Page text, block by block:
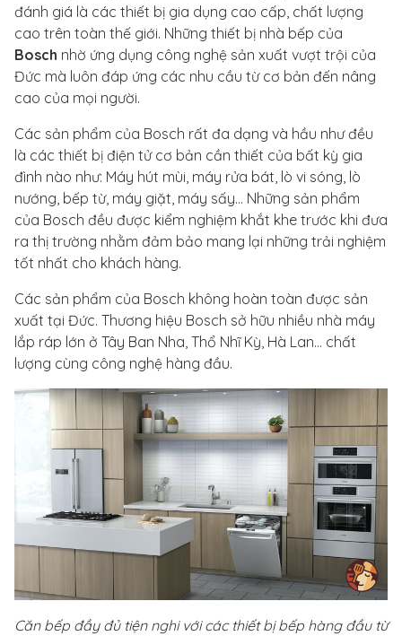
đánh giá là các thiết bị gia dụng cao cấp, chất lượng
cao trên toàn thế giới. Những thiết bị nhà bếp của
Bosch nhờ ứng dụng công nghệ sản xuất vượt trội của
Đức mà luôn đáp ứng các nhu cầu từ cơ bản đến nâng
cao của mọi người.
Các sản phẩm của Bosch rất đa dạng và hầu như đều
là các thiết bị điện tử cơ bản cần thiết của bất kỳ gia
đình nào như: Máy hút mùi, máy rửa bát, lò vi sóng, lò
nướng, bếp từ, máy giặt, máy sấy… Những sản phẩm
của Bosch đều được kiểm nghiệm khắt khe trước khi đưa
ra thị trường nhằm đảm bảo mang lại những trải nghiệm
tốt nhất cho khách hàng.
Các sản phẩm của Bosch không hoàn toàn được sản
xuất tại Đức. Thương hiệu Bosch sở hữu nhiều nhà máy
lắp ráp lớn ở Tây Ban Nha, Thổ Nhĩ Kỳ, Hà Lan... chất
lượng cùng công nghệ hàng đầu.
Căn bếp đầy đủ tiện nghi với các thiết bị bếp hàng đầu từ